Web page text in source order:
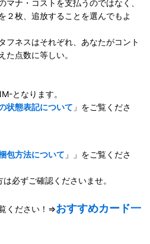
マナ・コストを支払うのではなく、
２枚、追放することを選んでもよ
フネスはそれぞれ、あなたがコント
た点数に等しい。
となります。
状態表記について 」をご覧くださ
包方法について 」」をご覧くださ
必ずご確認くださいませ。
ください！⇒おすすめカード一